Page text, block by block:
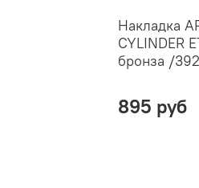
Накладка
CYLINDER
бронза /
895 руб